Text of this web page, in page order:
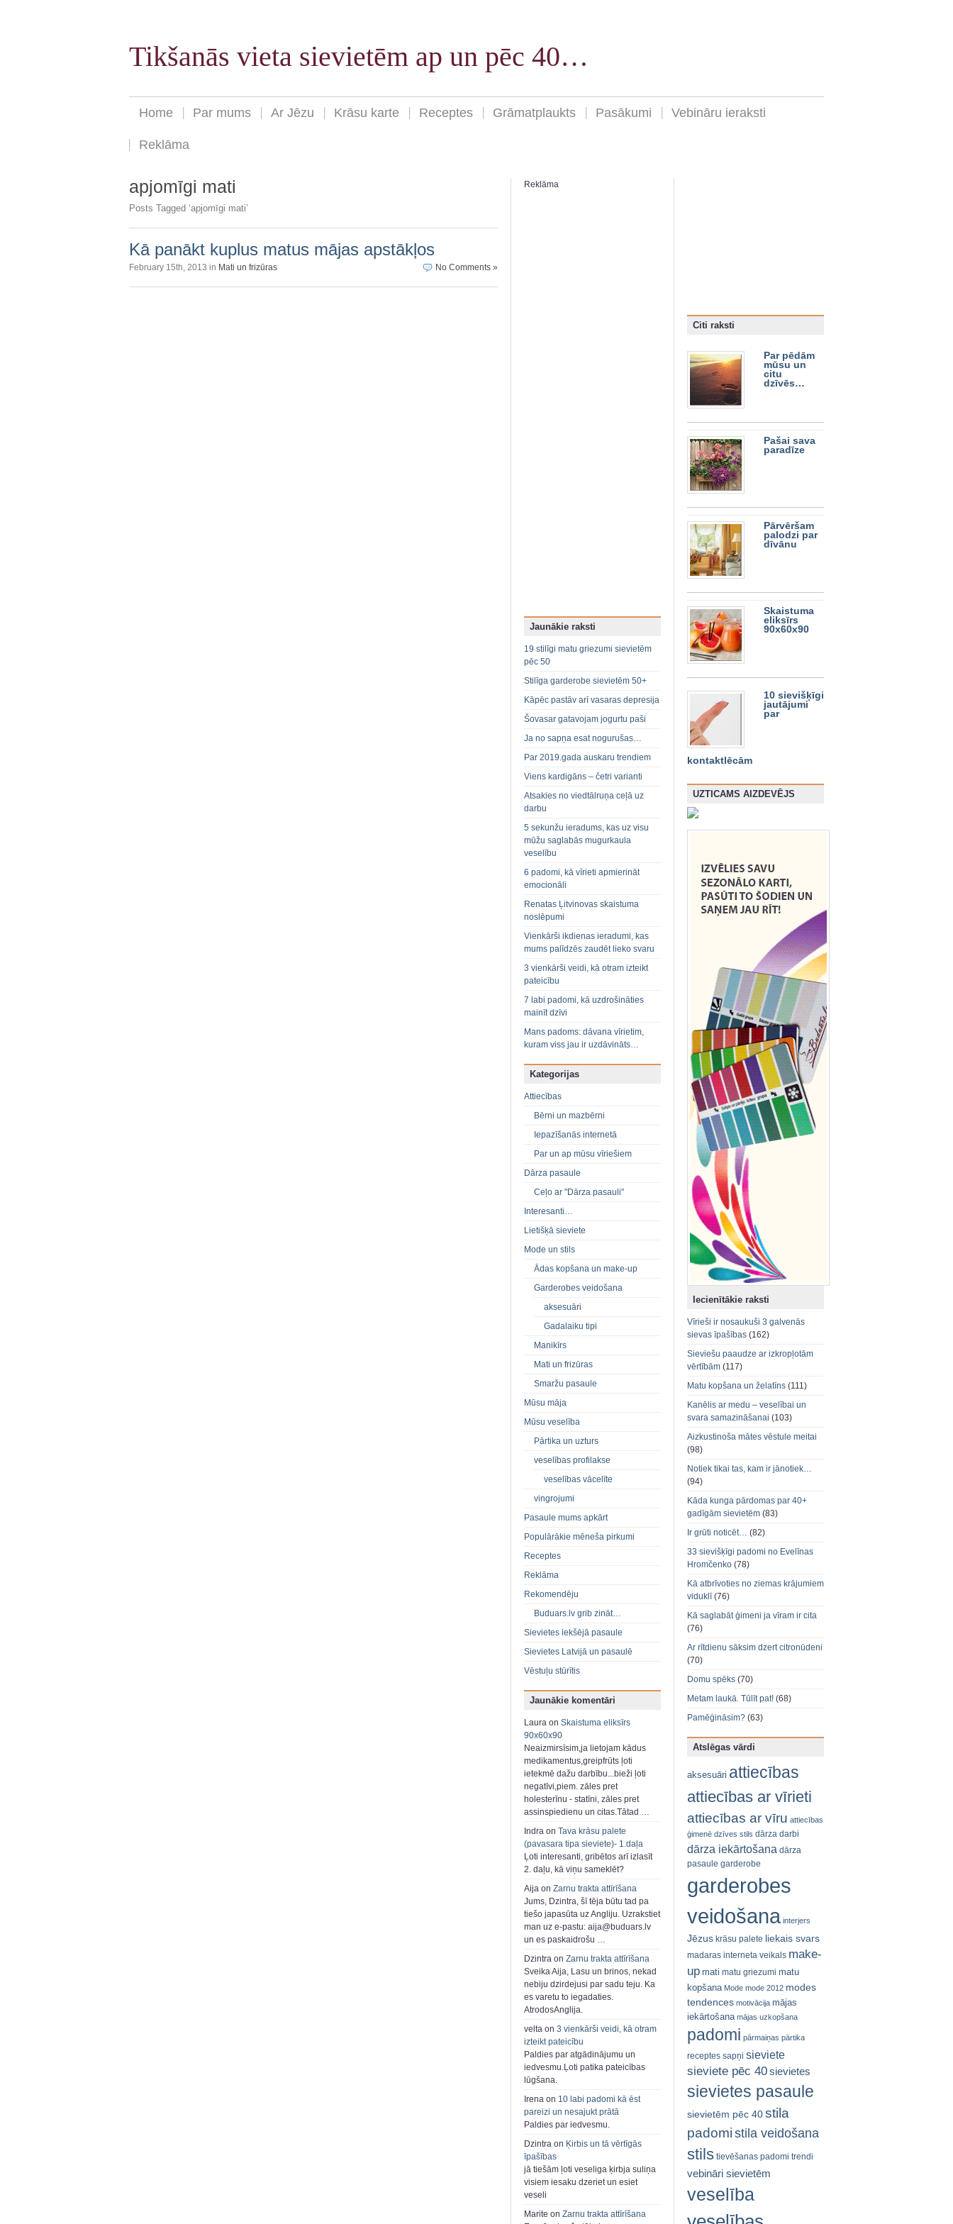
Tikšanās vieta sievietēm ap un pēc 40…
Home Par mums Ar Jēzu Krāsu karte Receptes Grāmatplaukts Pasākumi Vebināru ieraksti
Reklāma
apjomīgi mati
Posts Tagged ‘apjomīgi mati’
Kā panākt kuplus matus mājas apstākļos
February 15th, 2013 in Mati un frizūras No Comments »
Reklāma
Jaunākie raksti
19 stilīgi matu griezumi sievietēm
pēc 50
Stilīga garderobe sievietēm 50+
Kāpēc pastāv arī vasaras depresija
Šovasar gatavojam jogurtu paši
Ja no sapņa esat nogurušas…
Par 2019.gada auskaru trendiem
Viens kardigāns – četri varianti
Atsakies no viedtālruņa ceļā uz
darbu
5 sekunžu ieradums, kas uz visu
mūžu saglabās mugurkaula
veselību
6 padomi, kā vīrieti apmierināt
emocionāli
Renatas Ļitvinovas skaistuma
noslēpumi
Vienkārši ikdienas ieradumi, kas
mums palīdzēs zaudēt lieko svaru
3 vienkārši veidi, kā otram izteikt
pateicību
7 labi padomi, kā uzdrošināties
mainīt dzīvi
Mans padoms: dāvana vīrietim,
kuram viss jau ir uzdāvināts…
Kategorijas
Attiecības
Bērni un mazbērni
Iepazīšanās internetā
Par un ap mūsu vīriešiem
Dārza pasaule
Ceļo ar "Dārza pasauli"
Interesanti…
Lietišķā sieviete
Mode un stils
Ādas kopšana un make-up
Garderobes veidošana
aksesuāri
Gadalaiku tipi
Manikīrs
Mati un frizūras
Smaržu pasaule
Mūsu māja
Mūsu veselība
Pārtika un uzturs
veselības profilakse
veselības vācelīte
vingrojumi
Pasaule mums apkārt
Populārākie mēneša pirkumi
Receptes
Reklāma
Rekomendēju
Buduars.lv grib zināt…
Sievietes iekšējā pasaule
Sievietes Latvijā un pasaulē
Vēstuļu stūrītis
Jaunākie komentāri
Laura on Skaistuma eliksīrs
90x60x90
Neaizmirsīsim,ja lietojam kādus
medikamentus,greipfrūts ļoti
ietekmē dažu darbību...bieži ļoti
negatīvi,piem. zāles pret
holesterīnu - statīni, zāles pret
assinspiedienu un citas.Tātad …
Indra on Tava krāsu palete
(pavasara tipa sieviete)- 1.daļa
Ļoti interesanti, gribētos arī izlasīt
2. daļu, kā viņu sameklēt?
Aija on Zarnu trakta attīrīšana
Jums, Dzintra, šī tēja būtu tad pa
tiešo japasūta uz Angliju. Uzrakstiet
man uz e-pastu: aija@buduars.lv
un es paskaidrošu …
Dzintra on Zarnu trakta attīrīšana
Sveika Aija, Lasu un brinos, nekad
nebiju dzirdejusi par sadu teju. Ka
es varetu to iegadaties.
AtrodosAnglija.
velta on 3 vienkārši veidi, kā otram
izteikt pateicību
Paldies par atgādinājumu un
iedvesmu.Ļoti patika pateicības
lūgšana.
Irena on 10 labi padomi kā ēst
pareizi un nesajukt prātā
Paldies par iedvesmu.
Dzintra on Ķirbis un tā vērtīgās
īpašības
jā tiešām ļoti veseliga ķirbja suliņa
visiem iesaku dzeriet un esiet
veseli
Marite on Zarnu trakta attīrīšana
Citi raksti
Par pēdām
mūsu un
citu
dzīvēs…
Pašai sava
paradīze
Pārvēršam
palodzi par
dīvānu
Skaistuma
eliksīrs
90x60x90
10 sievišķīgi
jautājumi
par
kontaktlēcām
UZTICAMS AIZDEVĒJS
Iecienītākie raksti
Vīrieši ir nosaukuši 3 galvenās
sievas īpašības (162)
Sieviešu paaudze ar izkropļotām
vērtībām (117)
Matu kopšana un želatīns (111)
Kanēlis ar medu – veselībai un
svara samazināšanai (103)
Aizkustinoša mātes vēstule meitai
(98)
Notiek tikai tas, kam ir jānotiek…
(94)
Kāda kunga pārdomas par 40+
gadīgām sievietēm (83)
Ir grūti noticēt… (82)
33 sievišķīgi padomi no Evelīnas
Hromčenko (78)
Kā atbrīvoties no ziemas krājumiem
viduklī(76)
Kā saglabāt ģimeni ja vīram ir cita
(76)
Ar rītdienu sāksim dzert citronūdeni
(70)
Domu spēks (70)
Metam laukā. Tūlīt pat! (68)
Pamēģināsim? (63)
Atslēgas vārdi
aksesuāri attiecības
attiecības ar vīrieti
attiecības ar vīru attiecības
ģimenē dzīves stils dārza darbi
dārza iekārtošana dārza
pasaule garderobe
garderobes
veidošana interjers
Jēzus krāsu palete liekais svars
madaras interneta veikals make-
up mati matu griezumi matu
kopšana Mode mode 2012 modes
tendences motivācija mājas
iekārtošana mājas uzkopšana
padomi pārmaiņas pārtika
receptes sapņi sieviete
sieviete pēc 40sievietes
sievietes pasaule
sievietēm pēc 40stila
padomistila veidošana
stils tievēšanas padomi trendi
vebināri sievietēm
veselība